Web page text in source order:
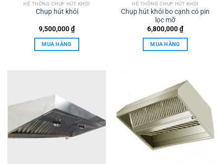
HỆ THỐNG CHỤP HÚT KHÓI
Chụp hút khói
9,500,000₫
MUA HÀNG
HỆ THỐNG CHỤP HÚT KHÓI
Chụp hút khói bo cạnh có pin
lọc mỡ
6,800,000₫
MUA HÀNG